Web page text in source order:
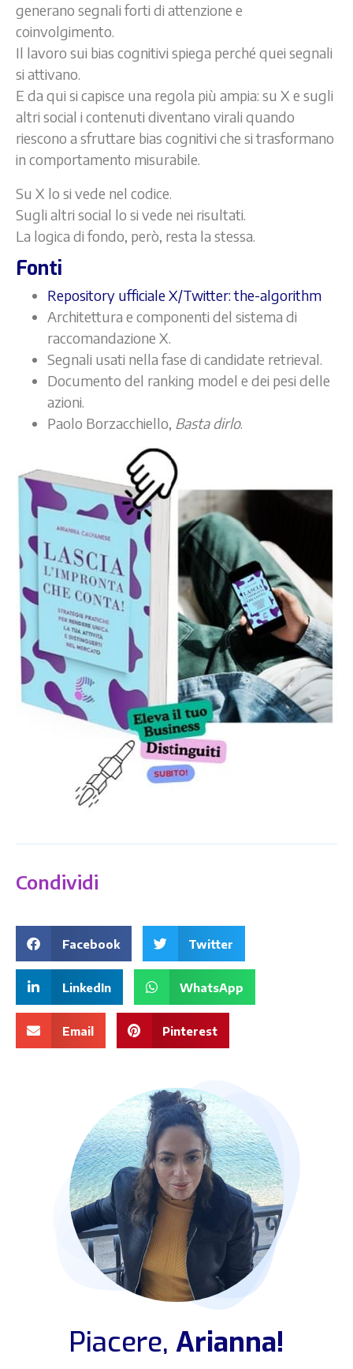
generano segnali forti di attenzione e
coinvolgimento.
Il lavoro sui bias cognitivi spiega perché quei segnali
si attivano.
E da qui si capisce una regola più ampia: su X e sugli
altri social i contenuti diventano virali quando
riescono a sfruttare bias cognitivi che si trasformano
in comportamento misurabile.
Su X lo si vede nel codice.
Sugli altri social lo si vede nei risultati.
La logica di fondo, però, resta la stessa.
Fonti
Repository ufficiale X/Twitter: the-algorithm
Architettura e componenti del sistema di
raccomandazione X.
Segnali usati nella fase di candidate retrieval.
Documento del ranking model e dei pesi delle
azioni.
Paolo Borzacchiello, Basta dirlo.
Condividi
Facebook Twitter
LinkedIn WhatsApp
Email Pinterest
Piacere, Arianna!